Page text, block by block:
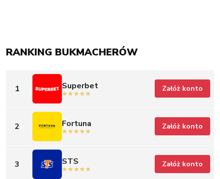
RANKING BUKMACHERÓW
1 Superbet Załóż konto
2 Fortuna Załóż konto
3 STS Załóż konto